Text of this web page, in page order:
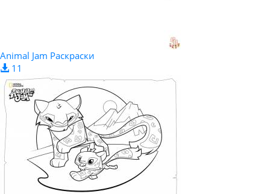
Animal Jam Раскраски
11